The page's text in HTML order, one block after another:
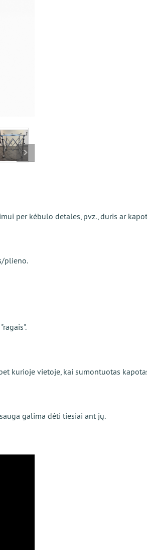
per kėbulo detales, pvz., duris ar
plieno.
kurioje vietoje, kai sumontuotas
galima dėti tiesiai ant jų.